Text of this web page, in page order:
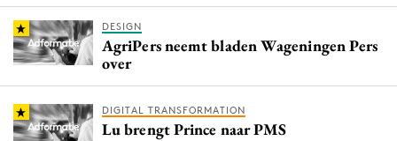
DESIGN
AgriPers neemt bladen Wageningen Pers
over
DIGITAL TRANSFORMATION
Lu brengt Prince naar PMS